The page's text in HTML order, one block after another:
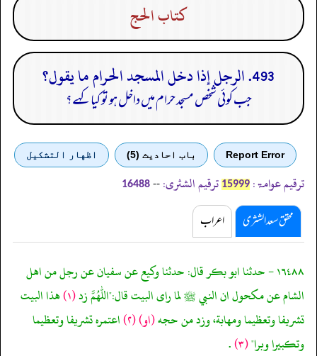
كتاب الحج
493. الرجل إذا دخل المسجد الحرام ما يقول؟
جب کوئی شخص مسجد حرام میں داخل ہو تو کیا کہے؟
Report Error باب احادیث (5) اظهار التشكيل
ترقیم عوامۃ: 15999 ترقیم الشثری: --
16488
محقق سعد الشثری اعراب
١٦٤٨٨ - حدثنا ابو بكر قال: حدثنا وكيع عن سفيان عن رجل من اهل
الشام عن مكحول ان النبي ﷺ لما راى البيت قال:"اللهم زد(١) هذا البيت
تشريفا وتعظيما ومهابة، وزد من حجه(او)(٢) اعتمره تشريفا وتعظيما
وتكبيرا وبرا"(٣) .